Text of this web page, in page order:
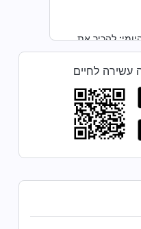
להכיר את
154
להכיר את
155
להכיר את
עשירה לחיים